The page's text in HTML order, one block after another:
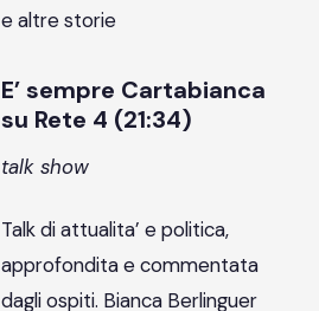
e altre storie
E’ sempre Cartabianca
su Rete 4 (21:34)
talk show
Talk di attualita’ e politica,
approfondita e commentata
dagli ospiti. Bianca Berlinguer